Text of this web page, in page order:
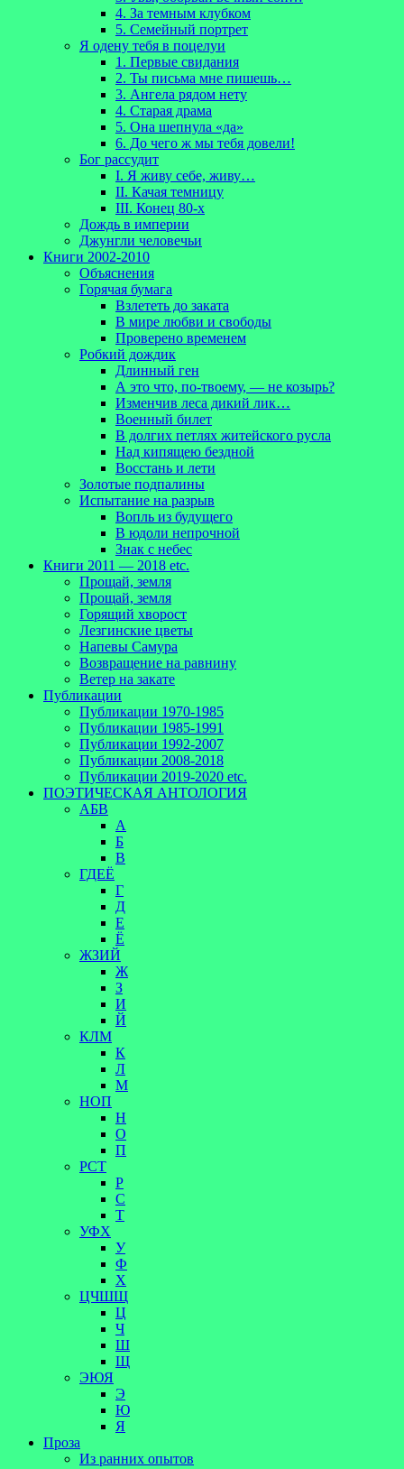
4. За темным клубком
5. Семейный портрет
Я одену тебя в поцелуи
1. Первые свидания
2. Ты письма мне пишешь…
3. Ангела рядом нету
4. Старая драма
5. Она шепнула «да»
6. До чего ж мы тебя довели!
Бог рассудит
I. Я живу себе, живу…
II. Качая темницу
III. Конец 80-х
Дождь в империи
Джунгли человечьи
Книги 2002-2010
Объяснения
Горячая бумага
Взлететь до заката
В мире любви и свободы
Проверено временем
Робкий дождик
Длинный ген
А это что, по-твоему, — не козырь?
Изменчив леса дикий лик…
Военный билет
В долгих петлях житейского русла
Над кипящею бездной
Восстань и лети
Золотые подпалины
Испытание на разрыв
Вопль из будущего
В юдоли непрочной
Знак с небес
Книги 2011 — 2018 etc.
Прощай, земля
Прощай, земля
Горящий хворост
Лезгинские цветы
Напевы Самура
Возвращение на равнину
Ветер на закате
Публикации
Публикации 1970-1985
Публикации 1985-1991
Публикации 1992-2007
Публикации 2008-2018
Публикации 2019-2020 etc.
ПОЭТИЧЕСКАЯ АНТОЛОГИЯ
АБВ
А
Б
В
ГДЕЁ
Г
Д
Е
Ё
ЖЗИЙ
Ж
З
И
Й
КЛМ
К
Л
М
НОП
Н
О
П
РСТ
Р
С
Т
УФХ
У
Ф
Х
ЦЧШЩ
Ц
Ч
Ш
Щ
ЭЮЯ
Э
Ю
Я
Проза
Из ранних опытов